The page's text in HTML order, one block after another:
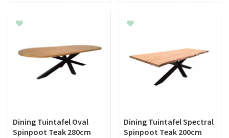
Dining Tuintafel Oval
Spinpoot Teak 280cm
Dining Tuintafel Spectral
Spinpoot Teak 200cm